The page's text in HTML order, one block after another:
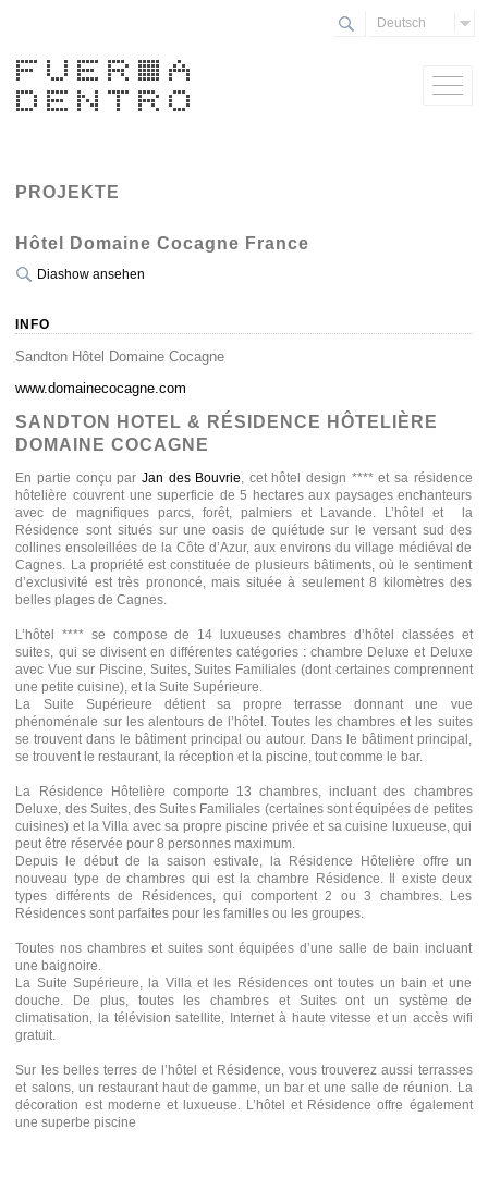
PROJEKTE
Hôtel Domaine Cocagne France
Diashow ansehen
INFO
Sandton Hôtel Domaine Cocagne
www.domainecocagne.com
SANDTON HOTEL & RÉSIDENCE HÔTELIÈRE
DOMAINE COCAGNE
En partie conçu par Jan des Bouvrie, cet hôtel design **** et sa résidence
hôtelière couvrent une superficie de 5 hectares aux paysages enchanteurs
avec de magnifiques parcs, forêt, palmiers et Lavande. L’hôtel et la
Résidence sont situés sur une oasis de quiétude sur le versant sud des
collines ensoleillées de la Côte d’Azur, aux environs du village médiéval de
Cagnes. La propriété est constituée de plusieurs bâtiments, où le sentiment
d’exclusivité est très prononcé, mais située à seulement 8 kilomètres des
belles plages de Cagnes.
L’hôtel **** se compose de 14 luxueuses chambres d’hôtel classées et
suites, qui se divisent en différentes catégories : chambre Deluxe et Deluxe
avec Vue sur Piscine, Suites, Suites Familiales (dont certaines comprennent
une petite cuisine), et la Suite Supérieure.
La Suite Supérieure détient sa propre terrasse donnant une vue
phénoménale sur les alentours de l’hôtel. Toutes les chambres et les suites
se trouvent dans le bâtiment principal ou autour. Dans le bâtiment principal,
se trouvent le restaurant, la réception et la piscine, tout comme le bar.
La Résidence Hôtelière comporte 13 chambres, incluant des chambres
Deluxe, des Suites, des Suites Familiales (certaines sont équipées de petites
cuisines) et la Villa avec sa propre piscine privée et sa cuisine luxueuse, qui
peut être réservée pour 8 personnes maximum.
Depuis le début de la saison estivale, la Résidence Hôtelière offre un
nouveau type de chambres qui est la chambre Résidence. Il existe deux
types différents de Résidences, qui comportent 2 ou 3 chambres. Les
Résidences sont parfaites pour les familles ou les groupes.
Toutes nos chambres et suites sont équipées d’une salle de bain incluant
une baignoire.
La Suite Supérieure, la Villa et les Résidences ont toutes un bain et une
douche. De plus, toutes les chambres et Suites ont un système de
climatisation, la télévision satellite, Internet à haute vitesse et un accès wifi
gratuit.
Sur les belles terres de l’hôtel et Résidence, vous trouverez aussi terrasses
et salons, un restaurant haut de gamme, un bar et une salle de réunion. La
décoration est moderne et luxueuse. L’hôtel et Résidence offre également
une superbe piscine
Deutsch